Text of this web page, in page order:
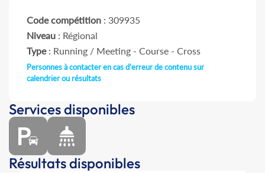
Code compétition : 309935
Niveau : Régional
Type: Running / Meeting - Course - Cross
Personnes à contacter en cas d'erreur de contenu sur
calendrier ou résultats
Services disponibles
Résultats disponibles